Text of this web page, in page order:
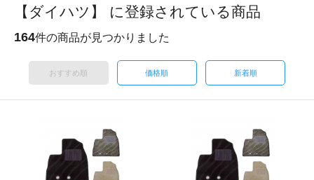
【ダイハツ】 に登録されている商品
164件の商品が見つかりました
おすすめ順 価格順 新着順